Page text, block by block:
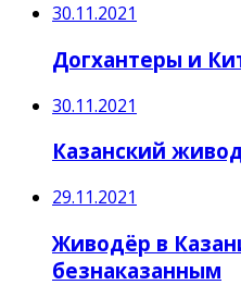
30.11.2021
Догхантеры и
30.11.2021
Казанский
29.11.2021
Живодёр в
безнаказанным